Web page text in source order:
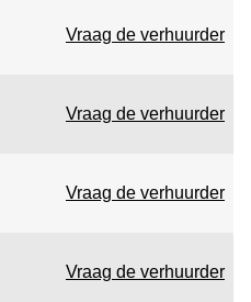
Vraag de verhuurder
Vraag de verhuurder
Vraag de verhuurder
Vraag de verhuurder